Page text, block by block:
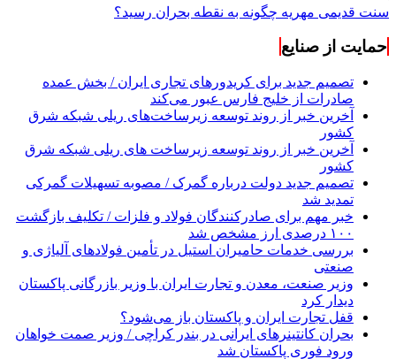
سنت قدیمی مهریه چگونه به نقطه بحران رسید؟
حمایت از صنایع
تصمیم جدید برای کریدورهای تجاری ایران / بخش عمده
صادرات از خلیج فارس عبور می‌کند
آخرین خبر از روند توسعه زیرساخت‌های ریلی شبکه شرق
کشور
آخرین خبر از روند توسعه زیرساخت های ریلی شبکه شرق
کشور
تصمیم جدید دولت درباره گمرک / مصوبه تسهیلات گمرکی
تمدید شد
خبر مهم برای صادرکنندگان فولاد و فلزات / تکلیف بازگشت
۱۰۰ درصدی ارز مشخص شد
بررسی خدمات حامیران استیل در تأمین فولادهای آلیاژی و
صنعتی
وزیر صنعت، معدن و تجارت ایران با وزیر بازرگانی پاکستان
دیدار کرد
قفل تجارت ایران و پاکستان باز می‌شود؟
بحران کانتینر‌های ایرانی در بندر کراچی / وزیر صمت خواهان
ورود فوری پاکستان شد